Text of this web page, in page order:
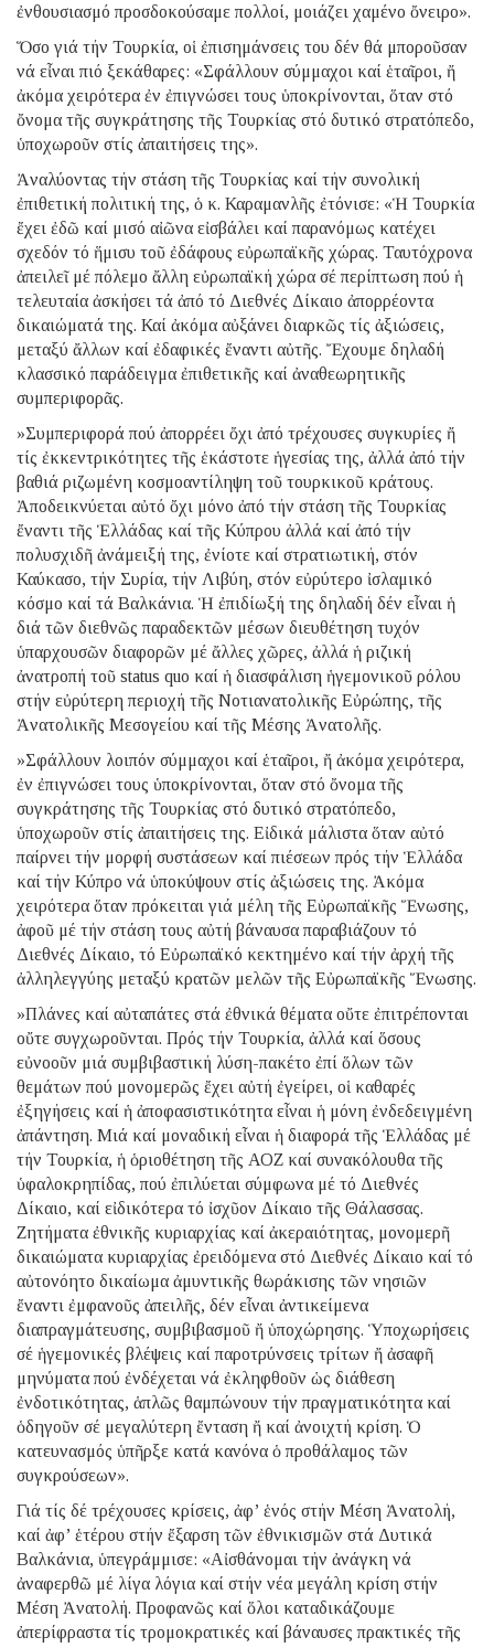
ἐνθουσιασμό προσδοκούσαμε πολλοί, μοιάζει χαμένο ὄνειρο».
Ὅσο γιά τήν Τουρκία, οἱ ἐπισημάνσεις του δέν θά μποροῦσαν
νά εἶναι πιό ξεκάθαρες: «Σφάλλουν σύμμαχοι καί ἑταῖροι, ἤ
ἀκόμα χειρότερα ἐν ἐπιγνώσει τους ὑποκρίνονται, ὅταν στό
ὄνομα τῆς συγκράτησης τῆς Τουρκίας στό δυτικό στρατόπεδο,
ὑποχωροῦν στίς ἀπαιτήσεις της».
Ἀναλύοντας τήν στάση τῆς Τουρκίας καί τήν συνολική
ἐπιθετική πολιτική της, ὁ κ. Καραμανλῆς ἐτόνισε: «Ἡ Τουρκία
ἔχει ἐδῶ καί μισό αἰῶνα εἰσβάλει καί παρανόμως κατέχει
σχεδόν τό ἥμισυ τοῦ ἐδάφους εὐρωπαϊκῆς χώρας. Ταυτόχρονα
ἀπειλεῖ μέ πόλεμο ἄλλη εὐρωπαϊκή χώρα σέ περίπτωση πού ἡ
τελευταία ἀσκήσει τά ἀπό τό Διεθνές Δίκαιο ἀπορρέοντα
δικαιώματά της. Καί ἀκόμα αὐξάνει διαρκῶς τίς ἀξιώσεις,
μεταξύ ἄλλων καί ἐδαφικές ἔναντι αὐτῆς. Ἔχουμε δηλαδή
κλασσικό παράδειγμα ἐπιθετικῆς καί ἀναθεωρητικῆς
συμπεριφορᾶς.
»Συμπεριφορά πού ἀπορρέει ὄχι ἀπό τρέχουσες συγκυρίες ἤ
τίς ἐκκεντρικότητες τῆς ἑκάστοτε ἡγεσίας της, ἀλλά ἀπό τήν
βαθιά ριζωμένη κοσμοαντίληψη τοῦ τουρκικοῦ κράτους.
Ἀποδεικνύεται αὐτό ὄχι μόνο ἀπό τήν στάση τῆς Τουρκίας
ἔναντι τῆς Ἑλλάδας καί τῆς Κύπρου ἀλλά καί ἀπό τήν
πολυσχιδῆ ἀνάμειξή της, ἐνίοτε καί στρατιωτική, στόν
Καύκασο, τήν Συρία, τήν Λιβύη, στόν εὐρύτερο ἰσλαμικό
κόσμο καί τά Βαλκάνια. Ἡ ἐπιδίωξή της δηλαδή δέν εἶναι ἡ
διά τῶν διεθνῶς παραδεκτῶν μέσων διευθέτηση τυχόν
ὑπαρχουσῶν διαφορῶν μέ ἄλλες χῶρες, ἀλλά ἡ ριζική
ἀνατροπή τοῦ status quo καί ἡ διασφάλιση ἡγεμονικοῦ ρόλου
στήν εὐρύτερη περιοχή τῆς Νοτιανατολικῆς Εὐρώπης, τῆς
Ἀνατολικῆς Μεσογείου καί τῆς Μέσης Ἀνατολῆς.
»Σφάλλουν λοιπόν σύμμαχοι καί ἑταῖροι, ἤ ἀκόμα χειρότερα,
ἐν ἐπιγνώσει τους ὑποκρίνονται, ὅταν στό ὄνομα τῆς
συγκράτησης τῆς Τουρκίας στό δυτικό στρατόπεδο,
ὑποχωροῦν στίς ἀπαιτήσεις της. Εἰδικά μάλιστα ὅταν αὐτό
παίρνει τήν μορφή συστάσεων καί πιέσεων πρός τήν Ἑλλάδα
καί τήν Κύπρο νά ὑποκύψουν στίς ἀξιώσεις της. Ἀκόμα
χειρότερα ὅταν πρόκειται γιά μέλη τῆς Εὐρωπαϊκῆς Ἕνωσης,
ἀφοῦ μέ τήν στάση τους αὐτή βάναυσα παραβιάζουν τό
Διεθνές Δίκαιο, τό Εὐρωπαϊκό κεκτημένο καί τήν ἀρχή τῆς
ἀλληλεγγύης μεταξύ κρατῶν μελῶν τῆς Εὐρωπαϊκῆς Ἕνωσης.
»Πλάνες καί αὐταπάτες στά ἐθνικά θέματα οὔτε ἐπιτρέπονται
οὔτε συγχωροῦνται. Πρός τήν Τουρκία, ἀλλά καί ὅσους
εὐνοοῦν μιά συμβιβαστική λύση-πακέτο ἐπί ὅλων τῶν
θεμάτων πού μονομερῶς ἔχει αὐτή ἐγείρει, οἱ καθαρές
ἐξηγήσεις καί ἡ ἀποφασιστικότητα εἶναι ἡ μόνη ἐνδεδειγμένη
ἀπάντηση. Μιά καί μοναδική εἶναι ἡ διαφορά τῆς Ἑλλάδας μέ
τήν Τουρκία, ἡ ὁριοθέτηση τῆς ΑΟΖ καί συνακόλουθα τῆς
ὑφαλοκρηπίδας, πού ἐπιλύεται σύμφωνα μέ τό Διεθνές
Δίκαιο, καί εἰδικότερα τό ἰσχῦον Δίκαιο τῆς Θάλασσας.
Ζητήματα ἐθνικῆς κυριαρχίας καί ἀκεραιότητας, μονομερῆ
δικαιώματα κυριαρχίας ἐρειδόμενα στό Διεθνές Δίκαιο καί τό
αὐτονόητο δικαίωμα ἀμυντικῆς θωράκισης τῶν νησιῶν
ἔναντι ἐμφανοῦς ἀπειλῆς, δέν εἶναι ἀντικείμενα
διαπραγμάτευσης, συμβιβασμοῦ ἤ ὑποχώρησης. Ὑποχωρήσεις
σέ ἡγεμονικές βλέψεις καί παροτρύνσεις τρίτων ἤ ἀσαφῆ
μηνύματα πού ἐνδέχεται νά ἐκληφθοῦν ὡς διάθεση
ἐνδοτικότητας, ἁπλῶς θαμπώνουν τήν πραγματικότητα καί
ὁδηγοῦν σέ μεγαλύτερη ἔνταση ἤ καί ἀνοιχτή κρίση. Ὁ
κατευνασμός ὑπῆρξε κατά κανόνα ὁ προθάλαμος τῶν
συγκρούσεων».
Γιά τίς δέ τρέχουσες κρίσεις, ἀφ’ ἑνός στήν Μέση Ἀνατολή,
καί ἀφ’ ἑτέρου στήν ἔξαρση τῶν ἐθνικισμῶν στά Δυτικά
Βαλκάνια, ὑπεγράμμισε: «Αἰσθάνομαι τήν ἀνάγκη νά
ἀναφερθῶ μέ λίγα λόγια καί στήν νέα μεγάλη κρίση στήν
Μέση Ἀνατολή. Προφανῶς καί ὅλοι καταδικάζουμε
ἀπερίφραστα τίς τρομοκρατικές καί βάναυσες πρακτικές τῆς